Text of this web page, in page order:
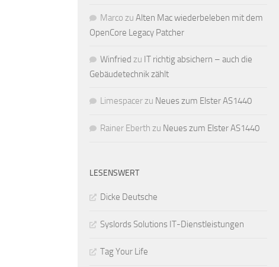
Marco zu Alten Mac wiederbeleben mit dem
OpenCore Legacy Patcher
Winfried zu IT richtig absichern – auch die
Gebäudetechnik zählt
Limespacerzu Neues zum Elster AS1440
Rainer Eberth zu Neues zum Elster AS1440
LESENSWERT
Dicke Deutsche
Syslords Solutions IT-Dienstleistungen
Tag Your Life